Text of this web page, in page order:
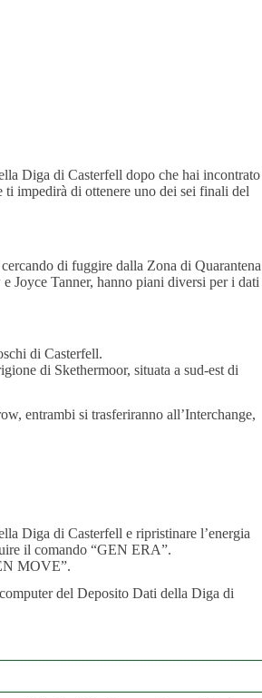
Diga di Casterfell dopo che hai incontrato
ti impedirà di ottenere uno dei sei finali del
di fuggire dalla Zona di Quarantena
Joyce Tanner, hanno piani diversi per i dati
di Casterfell.
di Skethermoor, situata a sud-est di
entrambi si trasferiranno all’Interchange,
Diga di Casterfell e ripristinare l’energia
il comando “GEN ERA”.
MOVE”.
del Deposito Dati della Diga di